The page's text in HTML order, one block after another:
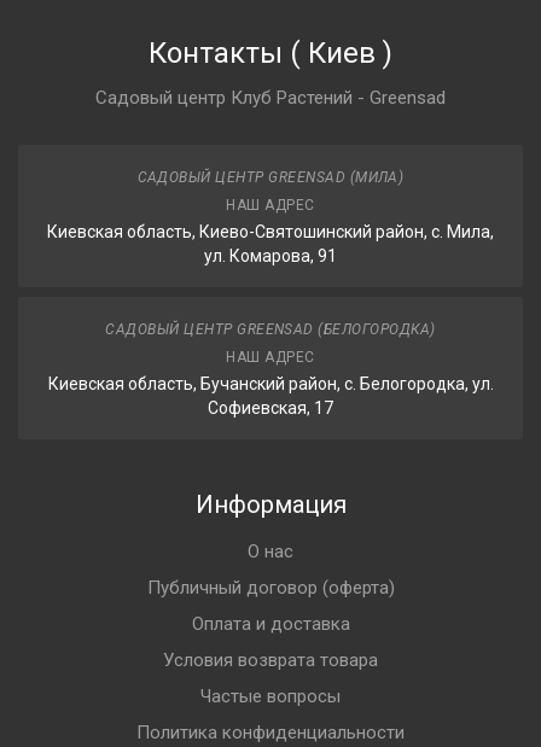
Контакты ( Киев )
Садовый центр Клуб Растений - Greensad
САДОВЫЙ ЦЕНТР GREENSAD (МИЛА)
НАШ АДРЕС
Киевская область, Киево-Святошинский район, с. Мила,
ул. Комарова, 91
САДОВЫЙ ЦЕНТР GREENSAD (БЕЛОГОРОДКА)
НАШ АДРЕС
Киевская область, Бучанский район, с. Белогородка, ул.
Софиевская, 17
Информация
О нас
Публичный договор (оферта)
Оплата и доставка
Условия возврата товара
Частые вопросы
Политика конфиденциальности